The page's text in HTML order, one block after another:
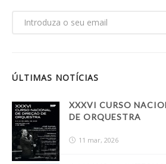
ÚLTIMAS NOTÍCIAS
XXXVI CURSO
DE ORQUESTRA
11 mar, 2026